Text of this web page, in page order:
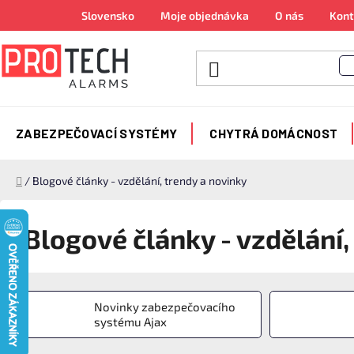
obsah
Slovensko Moje objednávka O nás
ZABEZPEČOVACÍ SYSTÉMY CHYTRÁ DOMÁCNOST
Domů
/ Blogové články - vzdělání, trendy a novinky
Blogové články -
Novinky zabezpečovacího
systému Ajax